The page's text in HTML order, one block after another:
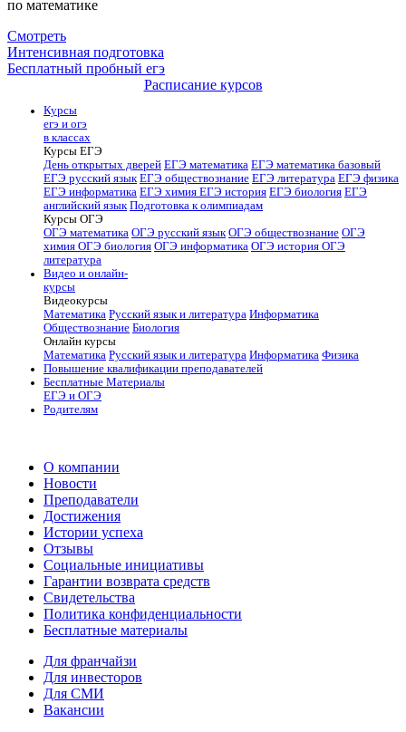
по математике
Смотреть
Интенсивная подготовка
Бесплатный пробный егэ
Расписание курсов
Курсы
егэ и огэ
в классах
Курсы ЕГЭ
День открытых дверей ЕГЭ математика ЕГЭ математика базовый
ЕГЭ русский язык ЕГЭ обществознание ЕГЭ литература ЕГЭ физика
ЕГЭ информатика ЕГЭ химия ЕГЭ история ЕГЭ биология ЕГЭ
английский язык Подготовка к олимпиадам
Курсы ОГЭ
ОГЭ математика ОГЭ русский язык ОГЭ обществознание ОГЭ
химия ОГЭ биология ОГЭ информатика ОГЭ история ОГЭ
литература
Видео и онлайн-
курсы
Видеокурсы
Математика Русский язык и литература Информатика
Обществознание Биология
Онлайн курсы
Математика Русский язык и литература Информатика Физика
Повышение квалификации преподавателей
Бесплатные Материалы
ЕГЭ и ОГЭ
Родителям
О компании
Новости
Преподаватели
Достижения
Истории успеха
Отзывы
Социальные инициативы
Гарантии возврата средств
Свидетельства
Политика конфиденциальности
Бесплатные материалы
Для франчайзи
Для инвесторов
Для СМИ
Вакансии